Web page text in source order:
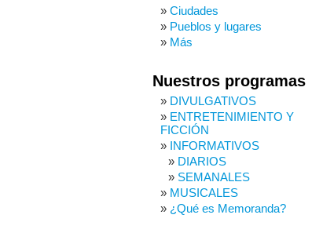
Ciudades
Pueblos y lugares
Más
Nuestros programas
DIVULGATIVOS
ENTRETENIMIENTO Y
FICCIÓN
INFORMATIVOS
DIARIOS
SEMANALES
MUSICALES
¿Qué es Memoranda?